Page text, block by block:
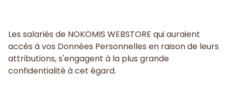
Les salariés de NOKOMIS WEBSTORE qui auraient
accès à vos Données Personnelles en raison de leurs
attributions, s'engagent à la plus grande
confidentialité à cet égard.